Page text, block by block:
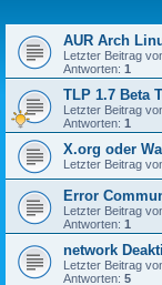
AUR Arch
Letzter Beitrag
Antworten: 1
TLP 1.7 Beta
Letzter Beitrag
Antworten: 1
X.org oder
Letzter Beitrag
Error
Letzter Beitrag
Antworten: 1
network
Letzter Beitrag
Antworten: 5